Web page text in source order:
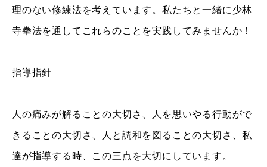
理のない修練法を考えています。私たちと一緒に少林
寺拳法を通してこれらのことを実践してみませんか！
指導指針
人の痛みが解ることの大切さ、人を思いやる行動がで
きることの大切さ、人と調和を図ることの大切さ、私
達が指導する時、この三点を大切にしています。